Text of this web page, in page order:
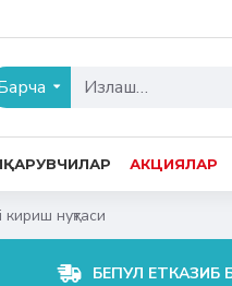
АКЦИЯЛАР
нуқтаси
БЕПУЛ ЕТКАЗИБ